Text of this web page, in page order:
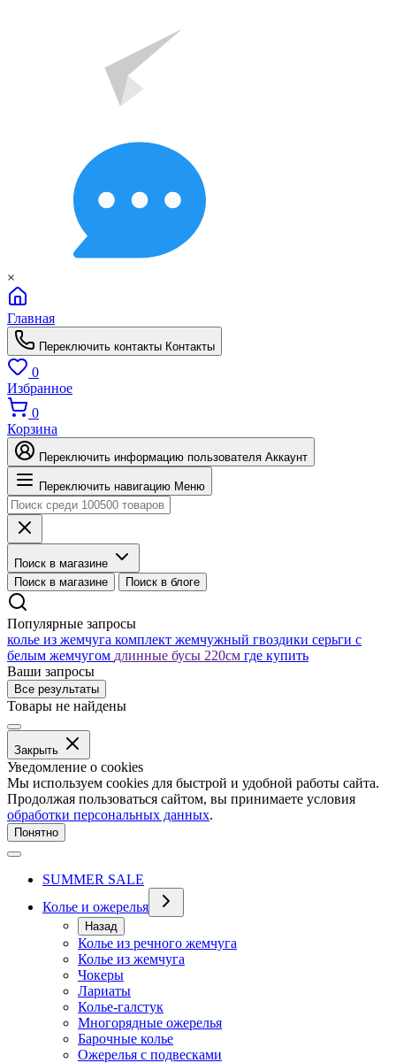
×
Главная
Переключить контакты Контакты
0
Избранное
0
Корзина
Переключить информацию пользователя Аккаунт
Переключить навигацию Меню
Поиск в магазине
Поиск в магазине
Поиск в блоге
Популярные запросы
колье из жемчуга комплект жемчужный гвоздики серьги с
белым жемчугом длинные бусы 220см где купить
Ваши запросы
Все результаты
Товары не найдены
Закрыть
Уведомление о cookies
Мы используем cookies для быстрой и удобной работы сайта.
Продолжая пользоваться сайтом, вы принимаете условия
обработки персональных данных.
Понятно
SUMMER SALE
Колье и ожерелья
Назад
Колье из речного жемчуга
Колье из жемчуга
Чокеры
Лариаты
Колье-галстук
Многорядные ожерелья
Барочные колье
Ожерелья с подвесками